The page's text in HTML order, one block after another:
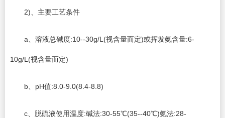
2)、主要工艺条件
a、溶液总碱度:10--30g/L(视含量而定)或挥发氨含量:6-
10g/L(视含量而定)
b、pH值:8.0-9.0(8.4-8.8)
c、脱硫液使用温度:碱法:30-55℃(35--40℃)氨法:28-